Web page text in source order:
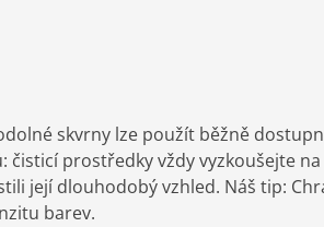
skvrny lze použít běžně
prostředky vždy vyzkoušejte
její dlouhodobý vzhled. Náš tip:
barev.